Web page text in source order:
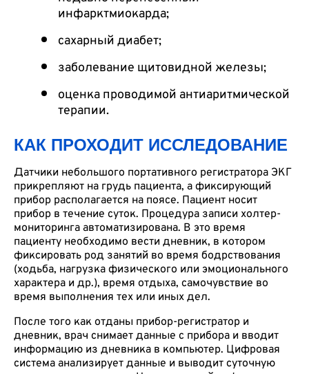
инфарктмиокарда;
сахарный диабет;
заболевание щитовидной железы;
оценка проводимой антиаритмической
терапии.
КАК ПРОХОДИТ ИССЛЕДОВАНИЕ
Датчики небольшого портативного регистратора ЭКГ
прикрепляют на грудь пациента, а фиксирующий
прибор располагается на поясе. Пациент носит
прибор в течение суток. Процедура записи холтер-
мониторинга автоматизирована. В это время
пациенту необходимо вести дневник, в котором
фиксировать род занятий во время бодрствования
(ходьба, нагрузка физического или эмоционального
характера и др.), время отдыха, самочувствие во
время выполнения тех или иных дел.
После того как отданы прибор-регистратор и
дневник, врач снимает данные с прибора и вводит
информацию из дневника в компьютер. Цифровая
система анализирует данные и выводит суточную